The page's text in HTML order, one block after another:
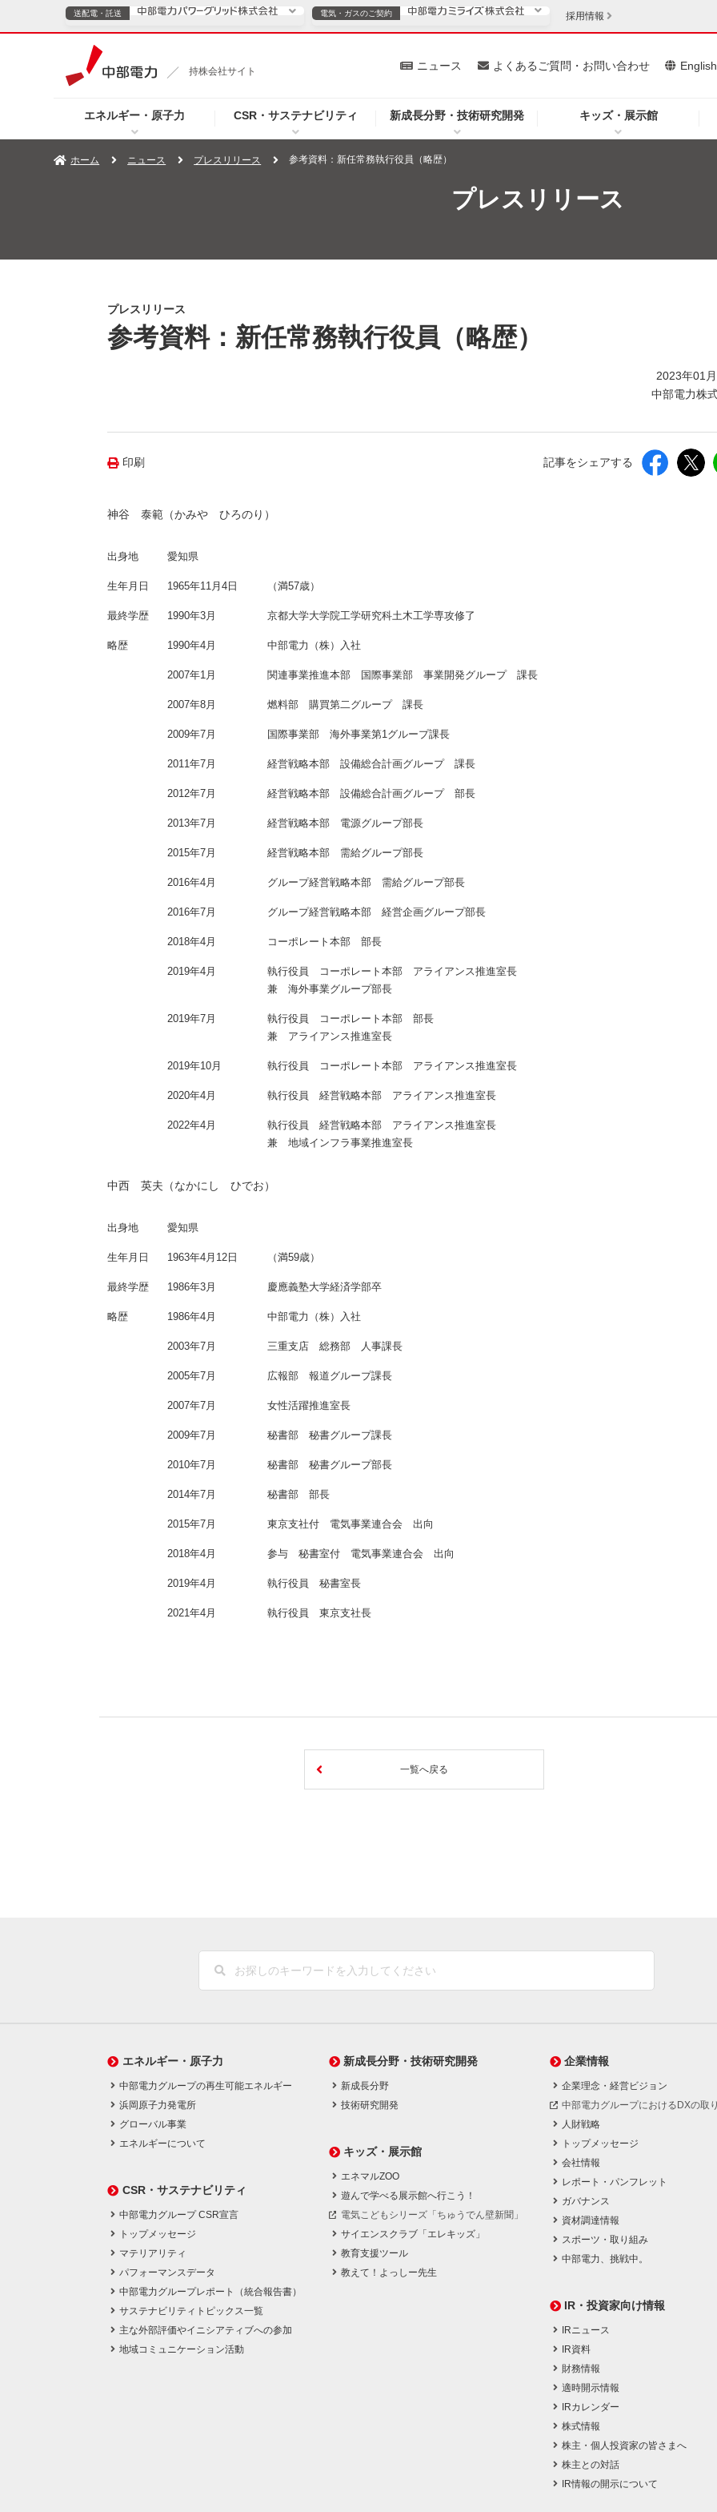
持株会社サイト
エネルギー・原子力 CSR・サステナビリティ 新成長分野・技術研究開発 キッズ・展示館
ニュース よくあるご質問・お問い合わせ English
送配電・託送
TOPページへ ご案内 安定供給
企業情報
電気・ガスのご契約
電気・ガスのご契約
TOPページへ 個人のお客さま 法人のお客さま
採用情報
ホーム ニュース プレスリリース 参考資料：新任常務執行役員（略歴）
プレスリリース
プレスリリース
参考資料：新任常務執行役員（略歴）
2023年01
中部電力株
印刷 記事をシェアする
神谷 泰範（かみや ひろのり）
出身地 愛知県
生年月日 1965年11月4日 （満57歳）
最終学歴 1990年3月 京都大学大学院工学研究科土木工学専攻修了
略歴 1990年4月 中部電力（株）入社
2007年1月 関連事業推進本部 国際事業部 事業開発グループ 課長
2007年8月 燃料部 購買第二グループ 課長
2009年7月 国際事業部 海外事業第1グループ課長
2011年7月 経営戦略本部 設備総合計画グループ 課長
2012年7月 経営戦略本部 設備総合計画グループ 部長
2013年7月 経営戦略本部 電源グループ部長
2015年7月 経営戦略本部 需給グループ部長
2016年4月 グループ経営戦略本部 需給グループ部長
2016年7月 グループ経営戦略本部 経営企画グループ部長
2018年4月 コーポレート本部 部長
2019年4月
執行役員 コーポレート本部 アライアンス推進室長
兼 海外事業グループ部長
2019年7月
執行役員 コーポレート本部 部長
兼 アライアンス推進室長
2019年10月 執行役員 コーポレート本部 アライアンス推進室長
2020年4月 執行役員 経営戦略本部 アライアンス推進室長
2022年4月
執行役員 経営戦略本部 アライアンス推進室長
兼 地域インフラ事業推進室長
中西 英夫（なかにし ひでお）
出身地 愛知県
生年月日 1963年4月12日 （満59歳）
最終学歴 1986年3月 慶應義塾大学経済学部卒
略歴 1986年4月 中部電力（株）入社
2003年7月 三重支店 総務部 人事課長
2005年7月 広報部 報道グループ課長
2007年7月 女性活躍推進室長
2009年7月 秘書部 秘書グループ課長
2010年7月 秘書部 秘書グループ部長
2014年7月 秘書部 部長
2015年7月 東京支社付 電気事業連合会 出向
2018年4月 参与 秘書室付 電気事業連合会 出向
2019年4月 執行役員 秘書室長
2021年4月 執行役員 東京支社長
一覧へ戻る
エネルギー・原子力
中部電力グループの再生可能エネルギー
浜岡原子力発電所
グローバル事業
エネルギーについて
CSR・サステナビリティ
中部電力グループ CSR宣言
トップメッセージ
マテリアリティ
パフォーマンスデータ
中部電力グループレポート（統合報告書）
サステナビリティトピックス一覧
主な外部評価やイニシアティブへの参加
地域コミュニケーション活動
新成長分野・技術研究開発
新成長分野
技術研究開発
キッズ・展示館
エネマルZOO
遊んで学べる展示館へ行こう！
電気こどもシリーズ「ちゅうでん壁新聞」
サイエンスクラブ「エレキッズ」
教育支援ツール
教えて！よっしー先生
企業情報
企業理念・経営ビジョン
中部電力グループにおけるDXの取
人財戦略
トップメッセージ
会社情報
レポート・パンフレット
ガバナンス
資材調達情報
スポーツ・取り組み
中部電力、挑戦中。
IR・投資家向け情報
IRニュース
IR資料
財務情報
適時開示情報
IRカレンダー
株式情報
株主・個人投資家の皆さまへ
株主との対話
IR情報の開示について